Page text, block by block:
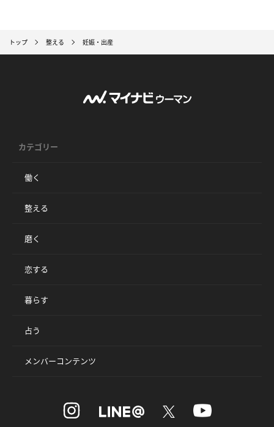
トップ 整える 妊娠・出産
カテゴリー
働く
整える
磨く
恋する
暮らす
占う
メンバーコンテンツ